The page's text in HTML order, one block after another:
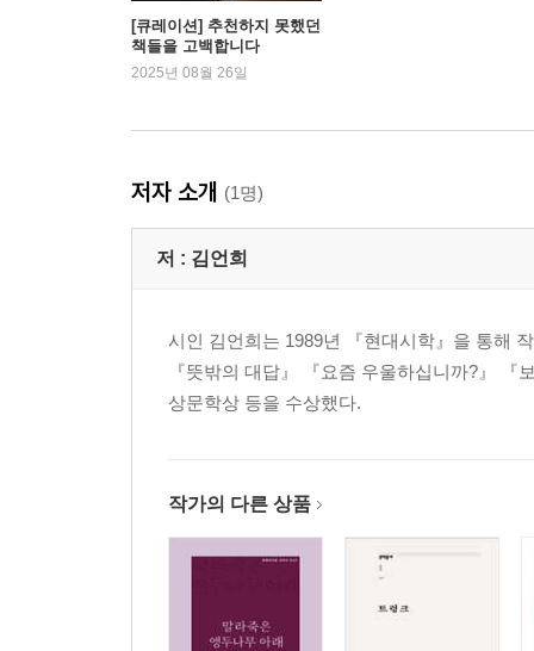
[큐레이션] 추천하지 못했던
책들을 고백합니다
2025년 08월 26일
저자 소개 (1명)
저 : 김언희
시인 김언희는 1989년 『현대시학』을 통해
『뜻밖의 대답』 『요즘 우울하십니까?』
상문학상 등을 수상했다.
작가의 다른 상품